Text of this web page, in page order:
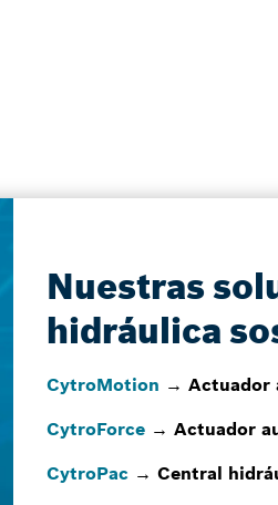
Nuestras
hidráulica
CytroMotion → Actuador
CytroForce → Actuador
CytroPac → Central